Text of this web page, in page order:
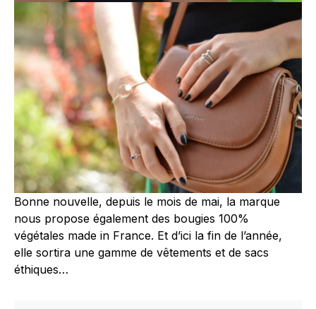
Bonne nouvelle, depuis le mois de mai, la marque
nous propose également des bougies 100%
végétales made in France. Et d’ici la fin de l’année,
elle sortira une gamme de vêtements et de sacs
éthiques…